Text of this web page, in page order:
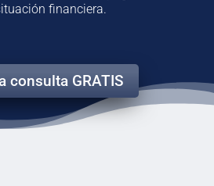
financiera.
consulta GRATIS